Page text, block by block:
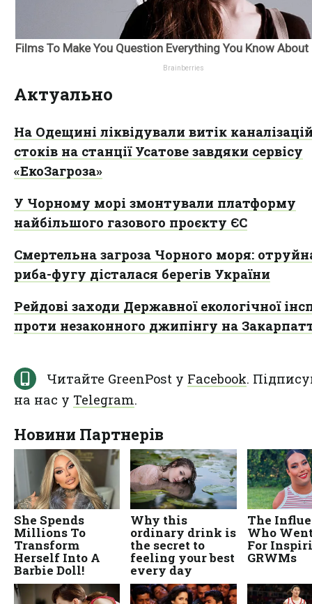
Актуально
На Одещині ліквідували витік
стоків на станції Усатове завдяки сервісу
«ЕкоЗагроза»
У Чорному морі змонтували платформу
найбільшого газового проєкту ЄС
Смертельна загроза Чорного моря:
риба-фугу дісталася берегів України
Рейдові заходи Державної екологічної
проти незаконного джипінгу на
Читайте GreenPost у Facebook.
на нас у Telegram.